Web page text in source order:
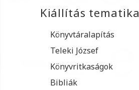
Kiállítás tematika
Könyvtáralapítás
Teleki József
Könyvritkaságok
Bibliák